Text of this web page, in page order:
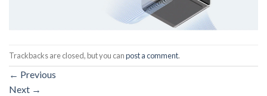
Trackbacks are closed, but you canpost a comment.
← Previous
Next →